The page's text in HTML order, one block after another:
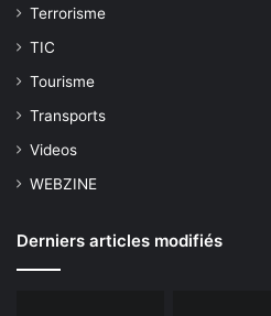
Terrorisme
TIC
Tourisme
Transports
Videos
WEBZINE
Derniers articles modifiés